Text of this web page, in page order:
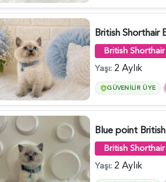
British Shorthair
Yaşı: 2 Aylık
GÜVENILIR ÜYE
British Shorthair
Yaşı: 2 Aylık